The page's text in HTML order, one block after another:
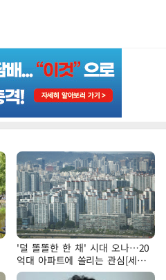
'덜 똘똘한 한 채' 시대 오나…20
억대 아파트에 쏠리는 관심[세제
개편, 그 이후②]